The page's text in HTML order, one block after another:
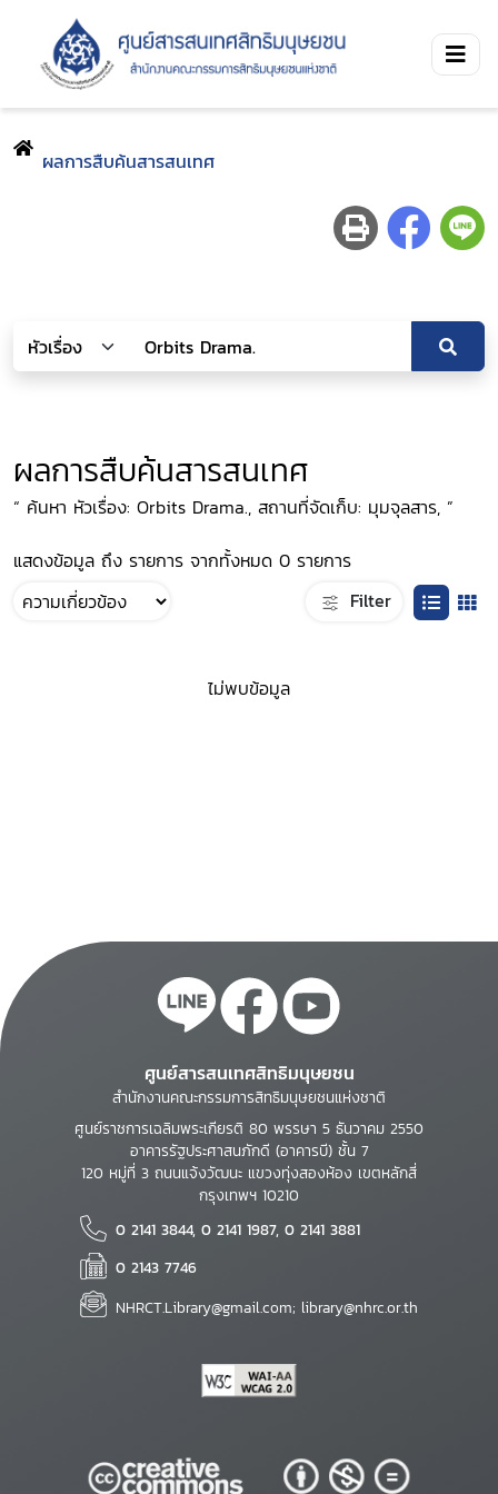
ผลการสืบค้นสารสนเทศ
ผลการสืบค้นสารสนเทศ
“ ค้นหา หัวเรื่อง: Orbits Drama., สถานที่จัดเก็บ: มุมจุลสาร, ”
แสดงข้อมูล ถึง รายการ จากทั้งหมด 0 รายการ
Filter
ไม่พบข้อมูล
ศูนย์สารสนเทศสิทธิมนุษยชน
สำนักงานคณะกรรมการสิทธิมนุษยชนแห่งชาติ
ศูนย์ราชการเฉลิมพระเกียรติ 80 พรรษา 5 ธันวาคม 2550
อาคารรัฐประศาสนภักดี (อาคารบี) ชั้น 7
120 หมู่ที่ 3 ถนนแจ้งวัฒนะ แขวงทุ่งสองห้อง เขตหลักสี่
กรุงเทพฯ 10210
0 2141 3844, 0 2141 1987, 0 2141 3881
0 2143 7746
NHRCT.Library@gmail.com; library@nhrc.or.th